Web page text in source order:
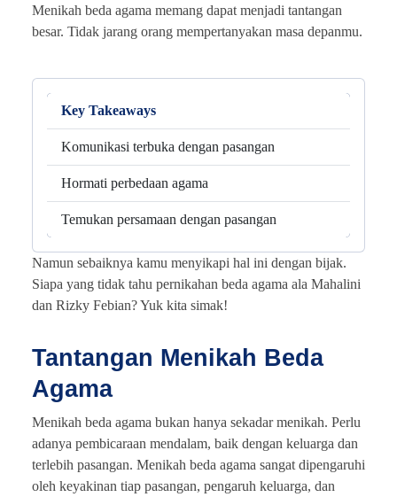
Menikah beda agama memang dapat menjadi tantangan
besar. Tidak jarang orang mempertanyakan masa depanmu.
Key Takeaways
Komunikasi terbuka dengan pasangan
Hormati perbedaan agama
Temukan persamaan dengan pasangan
Namun sebaiknya kamu menyikapi hal ini dengan bijak.
Siapa yang tidak tahu pernikahan beda agama ala Mahalini
dan Rizky Febian? Yuk kita simak!
Tantangan Menikah Beda
Agama
Menikah beda agama bukan hanya sekadar menikah. Perlu
adanya pembicaraan mendalam, baik dengan keluarga dan
terlebih pasangan. Menikah beda agama sangat dipengaruhi
oleh keyakinan tiap pasangan, pengaruh keluarga, dan